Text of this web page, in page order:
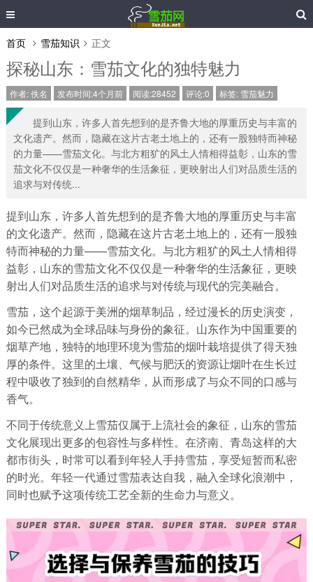
首页 雪茄知识 正文
探秘山东：雪茄文化的独特魅力
作者:佚名 发布时间:4个月前 阅读:28452 评论:0 标签: 雪茄魅力
提到山东，许多人首先想到的是齐鲁大地的厚重历史与丰富的
文化遗产。然而，隐藏在这片古老土地上的，还有一股独特而神秘
的力量——雪茄文化。与北方粗犷的风土人情相得益彰，山东的雪
茄文化不仅仅是一种奢华的生活象征，更映射出人们对品质生活的
追求与对传统...
提到山东，许多人首先想到的是齐鲁大地的厚重历史与丰富
的文化遗产。然而，隐藏在这片古老土地上的，还有一股独
特而神秘的力量——雪茄文化。与北方粗犷的风土人情相得
益彰，山东的雪茄文化不仅仅是一种奢华的生活象征，更映
射出人们对品质生活的追求与对传统与现代的完美融合。
雪茄，这个起源于美洲的烟草制品，经过漫长的历史演变，
如今已然成为全球品味与身份的象征。山东作为中国重要的
烟草产地，独特的地理环境为雪茄的烟叶栽培提供了得天独
厚的条件。这里的土壤、气候与肥沃的资源让烟叶在生长过
程中吸收了独到的自然精华，从而形成了与众不同的口感与
香气。
不同于传统意义上雪茄仅属于上流社会的象征，山东的雪茄
文化展现出更多的包容性与多样性。在济南、青岛这样的大
都市街头，时常可以看到年轻人手持雪茄，享受短暂而私密
的时光。年轻一代通过雪茄表达自我，融入全球化浪潮中，
同时也赋予这项传统工艺全新的生命力与意义。